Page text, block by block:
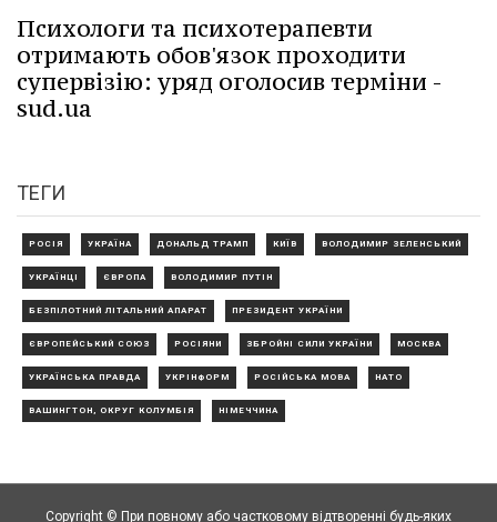
Психологи та психотерапевти
отримають обов'язок проходити
супервізію: уряд оголосив терміни -
sud.ua
ТЕГИ
РОСІЯ УКРАЇНА ДОНАЛЬД ТРАМП КИЇВ ВОЛОДИМИР ЗЕЛЕНСЬКИЙ
УКРАЇНЦІ ЄВРОПА ВОЛОДИМИР ПУТІН
БЕЗПІЛОТНИЙ ЛІТАЛЬНИЙ АПАРАТ ПРЕЗИДЕНТ УКРАЇНИ
ЄВРОПЕЙСЬКИЙ СОЮЗ РОСІЯНИ ЗБРОЙНІ СИЛИ УКРАЇНИ МОСКВА
УКРАЇНСЬКА ПРАВДА УКРІНФОРМ РОСІЙСЬКА МОВА НАТО
ВАШИНГТОН, ОКРУГ КОЛУМБІЯ НІМЕЧЧИНА
Copyright © При повному або частковому відтворенні будь-яких